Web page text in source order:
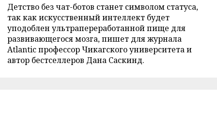
Детство без чат-ботов станет символом статуса,
так как искусственный интеллект будет
уподоблен ультрапереработанной пище для
развивающегося мозга, пишет для журнала
Atlantic профессор Чикагского университета и
автор бестселлеров Дана Саскинд.